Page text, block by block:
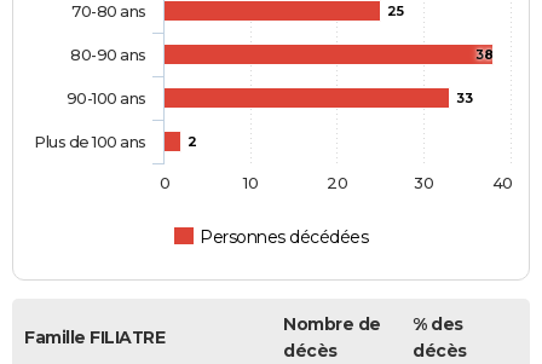
25
38
33
2
Personnes décédées
70-80 ans
80-90 ans
90-100 ans
Plus de 100 ans
0 10 20 30 40
Famille FILIATRE
Nombre de
décès
% des
décès